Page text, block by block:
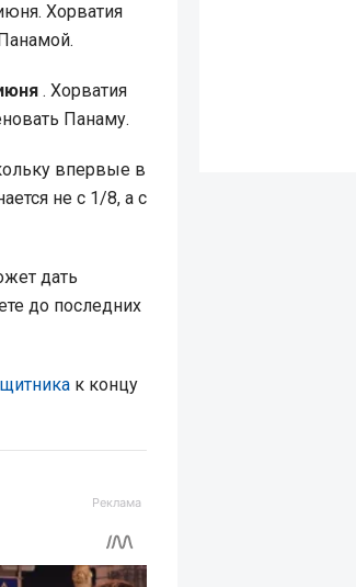
Хорватия
. Хорватия
Панаму.
впервые в
не с 1/8, а с
дать
до последних
к концу